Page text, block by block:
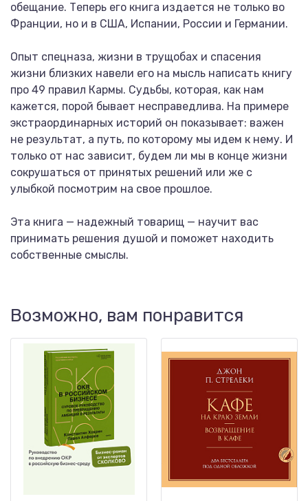
обещание. Теперь его книга издается не только во
Франции, но и в США, Испании, России и Германии.
Опыт спецназа, жизни в трущобах и спасения
жизни близких навели его на мысль написать книгу
про 49 правил Кармы. Судьбы, которая, как нам
кажется, порой бывает несправедлива. На примере
экстраординарных историй он показывает: важен
не результат, а путь, по которому мы идем к нему. И
только от нас зависит, будем ли мы в конце жизни
сокрушаться от принятых решений или же с
улыбкой посмотрим на свое прошлое.
Эта книга — надежный товарищ — научит вас
принимать решения душой и поможет находить
собственные смыслы.
Возможно, вам понравится